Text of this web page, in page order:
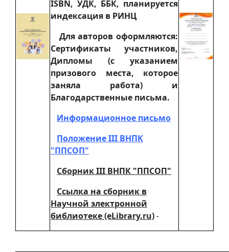
ISBN, УДК, ББК, планируется
индексация в РИНЦ
Для авторов оформляются:
Сертификаты участников,
Дипломы (с указанием
призового места, которое
заняла работа) и
Благодарственные письма.
Информационное письмо
Положение III ВНПК
"ППСОП"
Сборник III ВНПК "ППСОП"
Ссылка на сборник в
Научной электронной
библиотеке (eLibrary.ru)-